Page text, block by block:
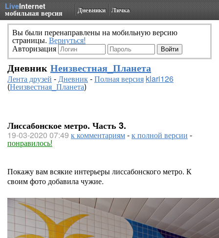
LiveInternet
мобильная версия Дневники Личка
Вы были перенаправлены на мобильную версию
страницы. Вернуться!
Авторизация
Дневник Неизвестная_Планета
Лента друзей -Дневник-Полная версия klari126
(Неизвестная_Планета)
Лиссабонское метро. Часть 3.
19-03-2020 07:49 к комментариям-к полной версии -
понравилось!
Покажу вам всякие интерьеры лиссабонского метро. К
своим фото добавила чужие.